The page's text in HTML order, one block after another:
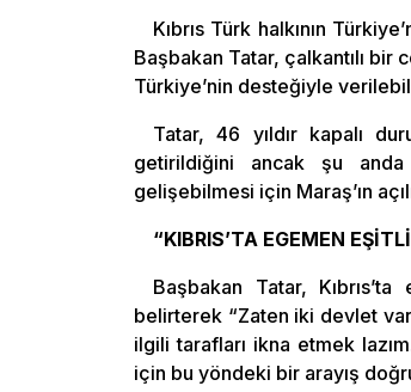
Kıbrıs Türk halkının
Başbakan Tatar, çalkantılı
Türkiye’nin desteğiyle
Tatar, 46 yıldır kapalı
getirildiğini ancak şu anda
gelişebilmesi için Maraş’ın
“KIBRIS’TA EGEMEN
Başbakan Tatar,
belirterek “Zaten iki devlet
ilgili tarafları ikna etmek
için bu yöndeki bir arayış